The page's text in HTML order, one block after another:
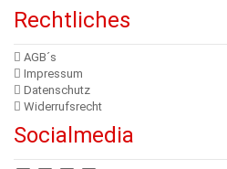
Rechtliches
AGB´s
Impressum
Datenschutz
Widerrufsrecht
Socialmedia